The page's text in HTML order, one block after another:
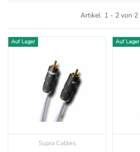
Artikel 1 - 2 von 2
Auf Lager
Supra Cables
Auf Lager